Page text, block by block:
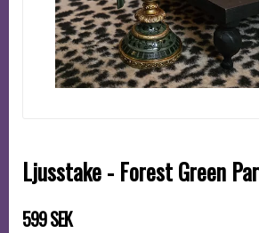
Ljusstake - Forest Green
599 SEK